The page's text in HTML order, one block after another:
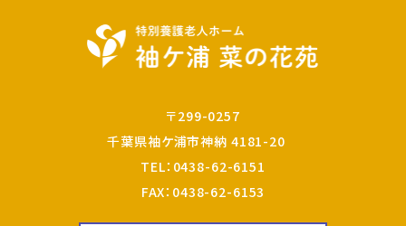
〒299-0257
千葉県袖ケ浦市神納 4181-20
TEL： 0438-62-6151
FAX：0438-62-6153